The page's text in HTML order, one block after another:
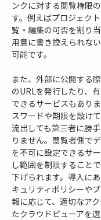
ンクに対する閲覧権限
す。例えばプロジェク
覧・編集の可否を割り
用意に書き換えられな
可能です。
また、外部に公開する
のURLを発行したり、
できるサービスもあり
スワードや期限を設け
流出しても第三者に勝
りません。閲覧者側で
を不可に設定できるサ
し範囲を制限すること
下げられます。導入に
キュリティポリシーや
報に応じて、適切なア
たクラウドビューアを